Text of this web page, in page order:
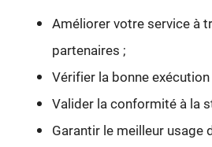
Améliorer votre service à
partenaires ;
Vérifier la bonne
Valider la conformité à la
Garantir le meilleur usage